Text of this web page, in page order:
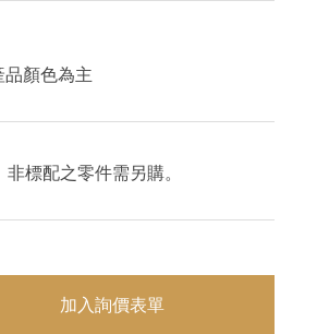
品顏色為主
標配之零件需另購。
加入詢價表單